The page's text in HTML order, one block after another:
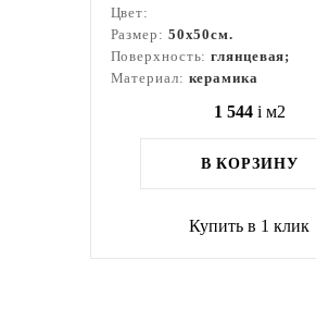
Цвет:
Размер: 50x50см.
Поверхность:глянцевая;
Материал: керамика
1 544 i м2
В КОРЗИНУ
Купить в 1 клик